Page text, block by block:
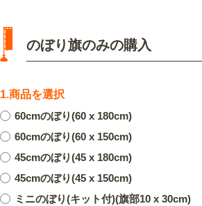
のぼり旗のみの購入
1.商品を選択
60cmのぼり(60 x 180cm)
60cmのぼり(60 x 150cm)
45cmのぼり(45 x 180cm)
45cmのぼり(45 x 150cm)
ミニのぼり(キット付)(旗部10 x 30cm)